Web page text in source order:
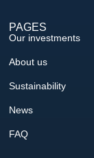
PAGES
Our investments
About us
Sustainability
News
FAQ